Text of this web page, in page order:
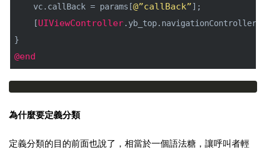
vc.callBack = params[@”callBack”];
[UIViewController.yb_top.navigationController
}
@end
為什麼要定義分類
定義分類的目的前面也說了，相當於一個語法糖，讓呼叫者輕